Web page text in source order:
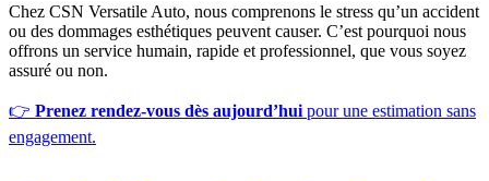
Chez CSN Versatile Auto, nous comprenons le stress qu’un accident
ou des dommages esthétiques peuvent causer. C’est pourquoi nous
offrons un service humain, rapide et professionnel, que vous soyez
assuré ou non.
👉 Prenez rendez-vous dès aujourd’hui pour une estimation sans
engagement.